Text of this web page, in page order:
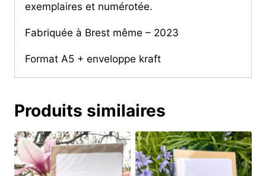
exemplaires et numérotée.
Fabriquée à Brest même – 2023
Format A5 + enveloppe kraft
Produits similaires